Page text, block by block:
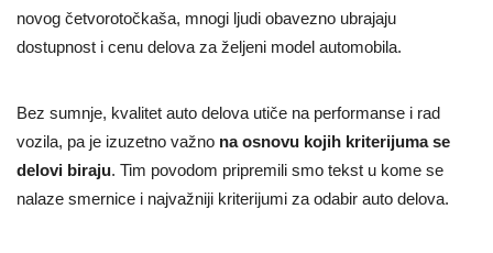
novog četvorotočkaša, mnogi ljudi obavezno ubrajaju
dostupnost i cenu delova za željeni model automobila.
Bez sumnje, kvalitet auto delova utiče na performanse i rad
vozila, pa je izuzetno važno na osnovu kojih kriterijuma se
delovi biraju. Tim povodom pripremili smo tekst u kome se
nalaze smernice i najvažniji kriterijumi za odabir auto delova.